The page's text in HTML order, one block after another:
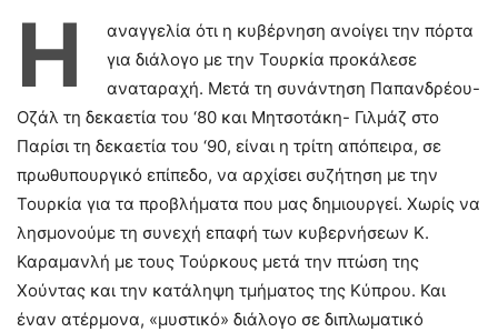
Η
αναγγελία ότι η κυβέρνηση ανοίγει την πόρτα
για διάλογο με την Τουρκία προκάλεσε
αναταραχή. Μετά τη συνάντηση Παπανδρέου-
Οζάλ τη δεκαετία του ‘80 και Μητσοτάκη- Γιλμάζ στο
Παρίσι τη δεκαετία του ‘90, είναι η τρίτη απόπειρα, σε
πρωθυπουργικό επίπεδο, να αρχίσει συζήτηση με την
Τουρκία για τα προβλήματα που μας δημιουργεί. Χωρίς να
λησμονούμε τη συνεχή επαφή των κυβερνήσεων Κ.
Καραμανλή με τους Τούρκους μετά την πτώση της
Χούντας και την κατάληψη τμήματος της Κύπρου. Και
έναν ατέρμονα, «μυστικό» διάλογο σε διπλωματικό